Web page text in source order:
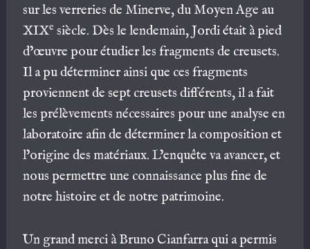
sur les verreries de Minerve, du Moyen Age au
XIXe siècle. Dès le lendemain, Jordi était à pied
d’œuvre pour étudier les fragments de creusets.
Il a pu déterminer ainsi que ces fragments
proviennent de sept creusets différents, il a fait
les prélèvements nécessaires pour une analyse en
laboratoire afin de déterminer la composition et
l’origine des matériaux. L’enquête va avancer, et
nous permettre une connaissance plus fine de
notre histoire et de notre patrimoine.
Un grand merci à Bruno Cianfarra qui a permis